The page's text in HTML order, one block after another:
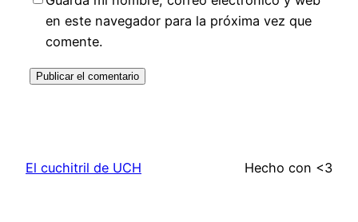
en este navegador para la próxima vez que
comente.
El cuchitril de UCH Hecho con <3